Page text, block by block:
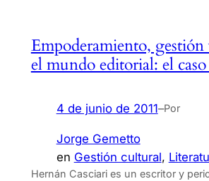
Empoderamiento, gestión
el mundo editorial: el
4 de junio de 2011–Por
Jorge Gemetto
en Gestión cultural,
Hernán Casciari es un escritor y